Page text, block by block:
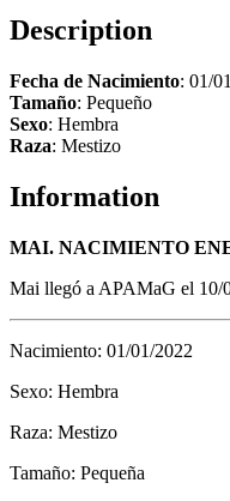
Description
Fecha de Nacimiento: 01/
Tamaño: Pequeño
Sexo: Hembra
Raza: Mestizo
Information
MAI. NACIMIENTO
Mai llegó a APAMaG el 10/
Nacimiento: 01/01/2022
Sexo: Hembra
Raza: Mestizo
Tamaño: Pequeña